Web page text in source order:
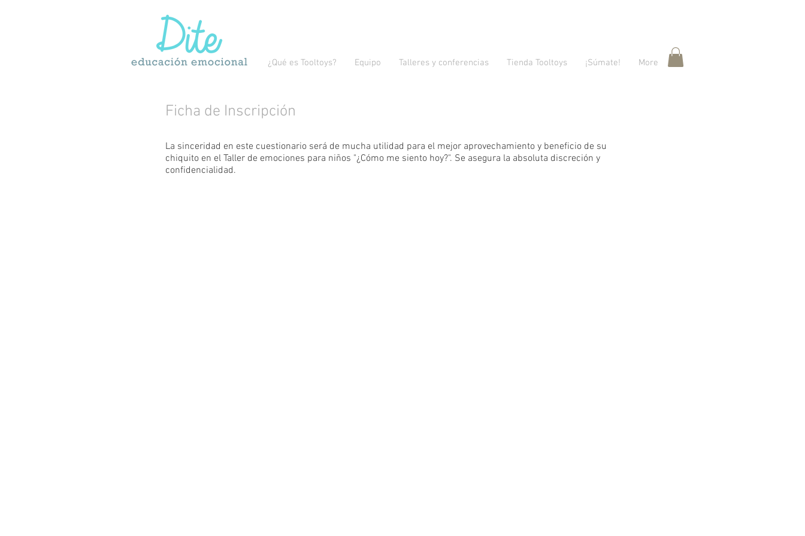
¿Qué es Tooltoys? Equipo Talleres y conferencias Tienda Tooltoys ¡Súmate! More
Ficha de Inscripción
La sinceridad en este cuestionario será de mucha utilidad para el mejor aprovechamiento y beneficio de su
chiquito en el Taller de emociones para niños "¿Cómo me siento hoy?". Se asegura la absoluta discreción y
confidencialidad.